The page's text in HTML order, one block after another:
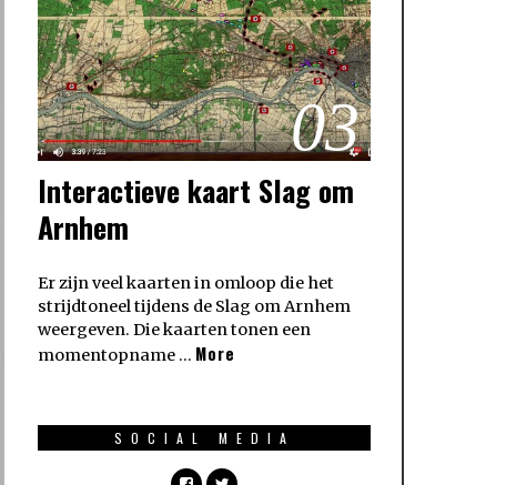
03
Interactieve kaart Slag om
Arnhem
Er zijn veel kaarten in omloop die het
strijdtoneel tijdens de Slag om Arnhem
weergeven. Die kaarten tonen een
momentopname … More
SOCIAL MEDIA